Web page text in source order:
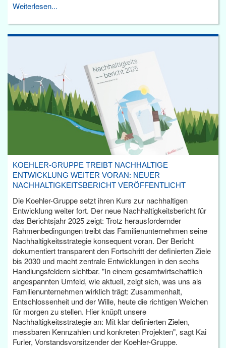
Weiterlesen...
KOEHLER-GRUPPE TREIBT NACHHALTIGE
ENTWICKLUNG WEITER VORAN: NEUER
NACHHALTIGKEITSBERICHT VERÖFFENTLICHT
Die Koehler-Gruppe setzt ihren Kurs zur nachhaltigen
Entwicklung weiter fort. Der neue Nachhaltigkeitsbericht für
das Berichtsjahr 2025 zeigt: Trotz herausfordernder
Rahmenbedingungen treibt das Familienunternehmen seine
Nachhaltigkeitsstrategie konsequent voran. Der Bericht
dokumentiert transparent den Fortschritt der definierten Ziele
bis 2030 und macht zentrale Entwicklungen in den sechs
Handlungsfeldern sichtbar. "In einem gesamtwirtschaftlich
angespannten Umfeld, wie aktuell, zeigt sich, was uns als
Familienunternehmen wirklich trägt: Zusammenhalt,
Entschlossenheit und der Wille, heute die richtigen Weichen
für morgen zu stellen. Hier knüpft unsere
Nachhaltigkeitsstrategie an: Mit klar definierten Zielen,
messbaren Kennzahlen und konkreten Projekten", sagt Kai
Furler, Vorstandsvorsitzender der Koehler-Gruppe.